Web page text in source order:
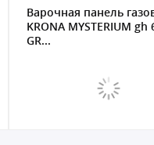
Стол газовый бытовой
встраиваемый ГЕФЕСТ
2230 К17...